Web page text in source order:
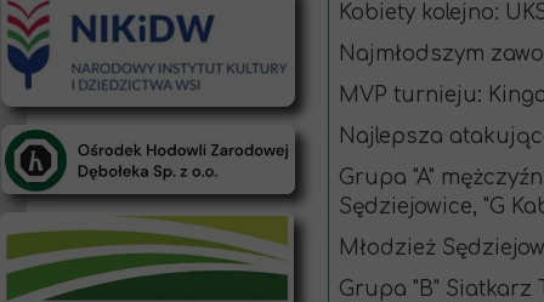
Kobiety kolejno:
Najmłodszym
MVP turnieju:
Najlepsza
Grupa "A"
Sędziejowice, "G
Młodzież
Grupa "B" Siatkarz